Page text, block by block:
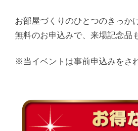
お部屋づくりのひとつのきっか
無料のお申込みで、来場記念品
※当イベントは事前申込みをさ